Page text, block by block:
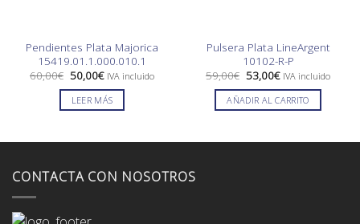
Pendientes Plata Majorica
15419.01.1.000.010.1
60,00€ El
precio
original
era:
50,00€El
actual
es:
IVA incluido
LEER MÁS
Pulsera Plata LineArgent
10102-R-P
59,00€ El
precio
original
era:
53,00€El
actual
es:
IVA incluido
AÑADIR AL CARRITO
CONTACTA CON NOSOTROS